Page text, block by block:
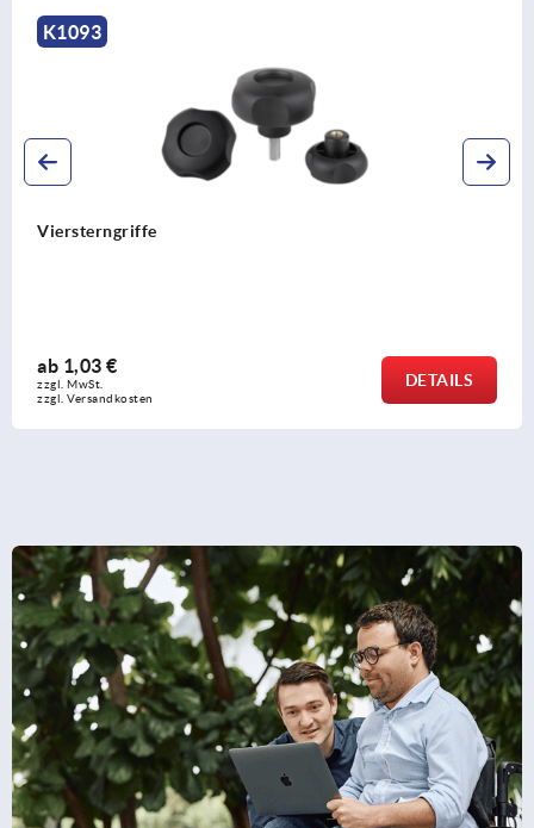
K1794
Kreuzgriffe Kunststoff hochtemperaturbeständig mit
ab5,45 €
zzgl. MwSt.
zzgl. Versandkosten
DETAILS